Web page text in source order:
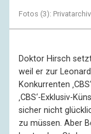
Fotos (3): Privatarchiv
Doktor Hirsch
weil er zur
Konkurrenten
‚CBS‘-Exklusiv-
sicher nicht
zu müssen. Aber